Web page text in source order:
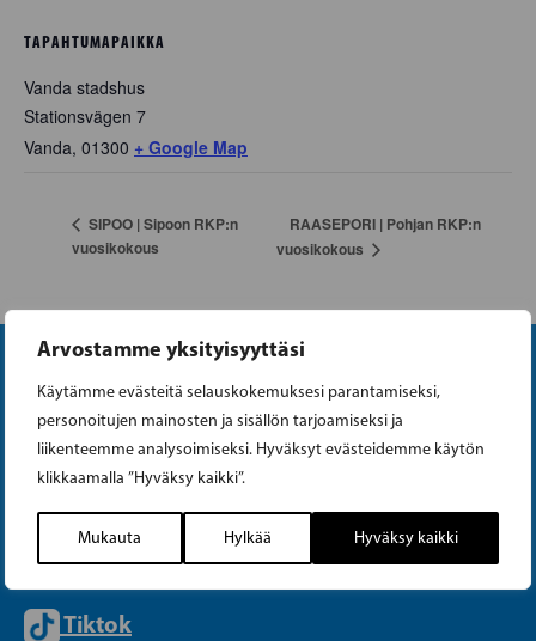
Arvostamme yksityisyyttäsi
Käytämme evästeitä selauskokemuksesi parantamiseksi,
personoitujen mainosten ja sisällön tarjoamiseksi ja
liikenteemme analysoimiseksi. Hyväksyt evästeidemme käytön
klikkaamalla ”Hyväksy kaikki”.
Mukauta Hylkää Hyväksy kaikki
TAPAHTUMAPAIKKA
Vanda stadshus
Stationsvägen 7
Vanda, 01300 + Google Map
SIPOO | Sipoon RKP:n
vuosikokous
RAASEPORI | Pohjan RKP:n
vuosikokous
Facebook
Tiktok